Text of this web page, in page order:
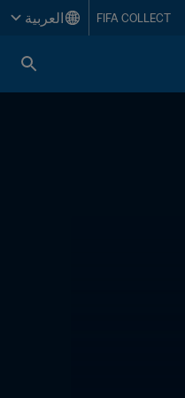
FIFA COLLECT العربية